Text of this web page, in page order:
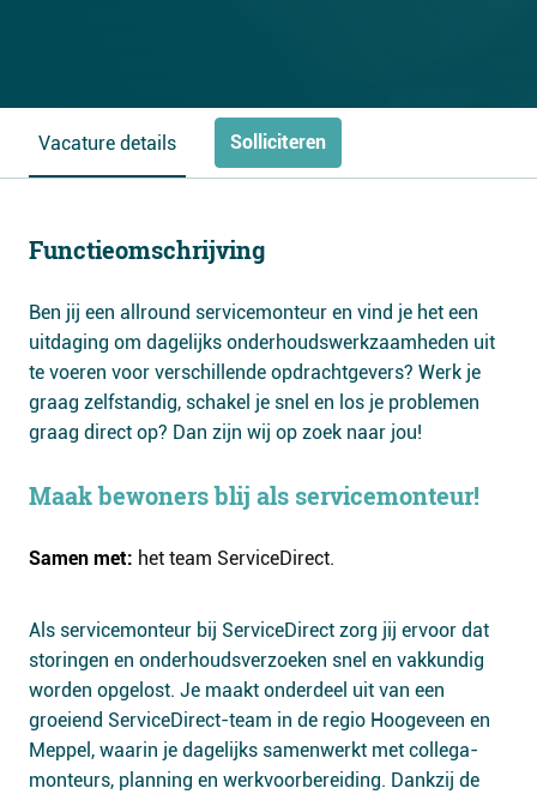
Vacature details Solliciteren
Functieomschrijving
Ben jij een allround servicemonteur en vind je het een
uitdaging om dagelijks onderhoudswerkzaamheden uit
te voeren voor verschillende opdrachtgevers? Werk je
graag zelfstandig, schakel je snel en los je problemen
graag direct op? Dan zijn wij op zoek naar jou!
Maak bewoners blij als servicemonteur!
Samen met: het team ServiceDirect.
Als servicemonteur bij ServiceDirect zorg jij ervoor dat
storingen en onderhoudsverzoeken snel en vakkundig
worden opgelost. Je maakt onderdeel uit van een
groeiend ServiceDirect-team in de regio Hoogeveen en
Meppel, waarin je dagelijks samenwerkt met collega-
monteurs, planning en werkvoorbereiding. Dankzij de